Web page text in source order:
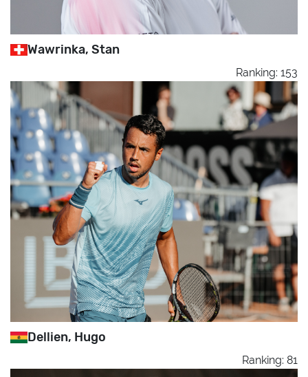
Wawrinka, Stan
Ranking: 153
Dellien, Hugo
Ranking: 81